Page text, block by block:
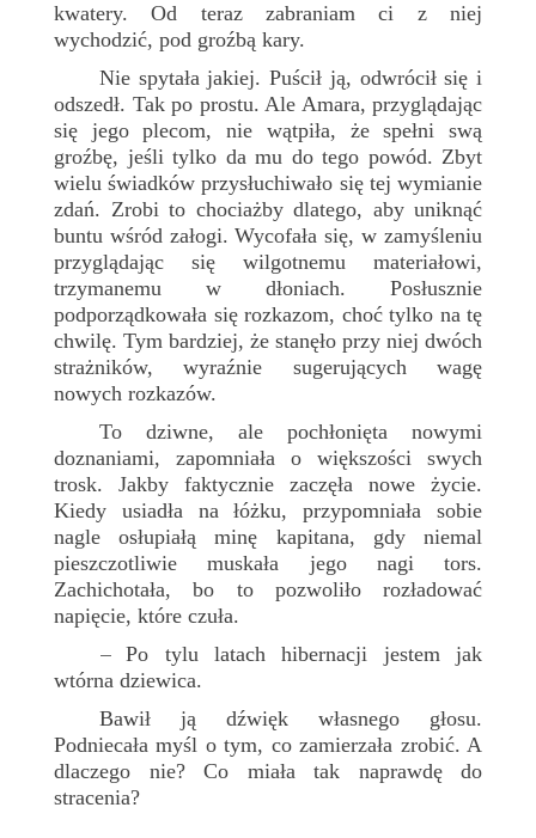
kwatery. Od teraz zabraniam ci z niej
wychodzić, pod groźbą kary.
Nie spytała jakiej. Puścił ją, odwrócił się i
odszedł. Tak po prostu. Ale Amara, przyglądając
się jego plecom, nie wątpiła, że spełni swą
groźbę, jeśli tylko da mu do tego powód. Zbyt
wielu świadków przysłuchiwało się tej wymianie
zdań. Zrobi to chociażby dlatego, aby uniknąć
buntu wśród załogi. Wycofała się, w zamyśleniu
przyglądając się wilgotnemu materiałowi,
trzymanemu w dłoniach. Posłusznie
podporządkowała się rozkazom, choć tylko na tę
chwilę. Tym bardziej, że stanęło przy niej dwóch
strażników, wyraźnie sugerujących wagę
nowych rozkazów.
To dziwne, ale pochłonięta nowymi
doznaniami, zapomniała o większości swych
trosk. Jakby faktycznie zaczęła nowe życie.
Kiedy usiadła na łóżku, przypomniała sobie
nagle osłupiałą minę kapitana, gdy niemal
pieszczotliwie muskała jego nagi tors.
Zachichotała, bo to pozwoliło rozładować
napięcie, które czuła.
–Po tylu latach hibernacji jestem jak
wtórna dziewica.
Bawił ją dźwięk własnego głosu.
Podniecała myśl o tym, co zamierzała zrobić. A
dlaczego nie? Co miała tak naprawdę do
stracenia?